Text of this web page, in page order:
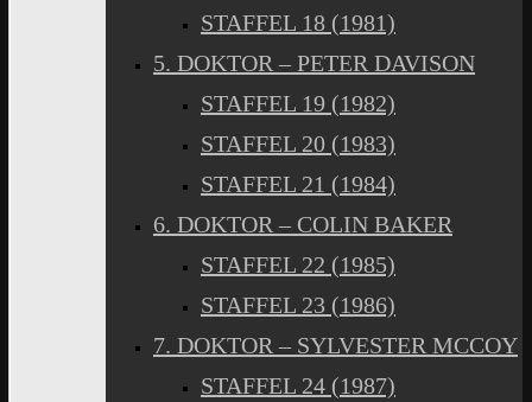
STAFFEL 18 (1981)
5. DOKTOR – PETER DAVISON
STAFFEL 19 (1982)
STAFFEL 20 (1983)
STAFFEL 21 (1984)
6. DOKTOR – COLIN BAKER
STAFFEL 22 (1985)
STAFFEL 23 (1986)
7. DOKTOR – SYLVESTER MCCOY
STAFFEL 24 (1987)